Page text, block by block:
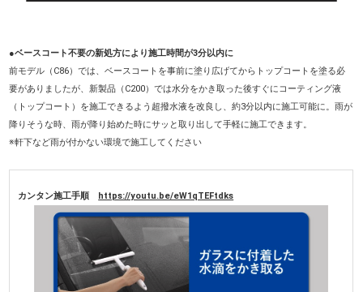
●ベースコート不要の新処方により施工時間が3分以内に
前モデル（C86）では、ベースコートを事前に塗り広げてからトップコートを塗る必
要がありましたが、新製品（C200）では水分をかき取った後すぐにコーティング液
（トップコート）を施工できるよう超撥水液を改良し、約3分以内に施工可能に。雨が
降りそうな時、雨が降り始めた時にサッと取り出して手軽に施工できます。
※軒下など雨が付かない環境で施工してください
カンタン施工手順 https://youtu.be/eW1qTEFtdks